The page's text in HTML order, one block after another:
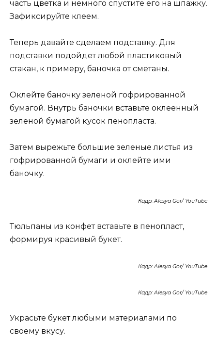
часть цветка и немного спустите его на шпажку.
Зафиксируйте клеем.
Теперь давайте сделаем подставку. Для
подставки подойдет любой пластиковый
стакан, к примеру, баночка от сметаны.
Оклейте баночку зеленой гофрированной
бумагой. Внутрь баночки вставьте оклеенный
зеленой бумагой кусок пенопласта.
Затем вырежьте большие зеленые листья из
гофрированной бумаги и оклейте ими
баночку.
Кадр: Alesya Gor/ YouTube
Тюльпаны из конфет вставьте в пенопласт,
формируя красивый букет.
Кадр: Alesya Gor/ YouTube
Кадр: Alesya Gor/ YouTube
Украсьте букет любыми материалами по
своему вкусу.